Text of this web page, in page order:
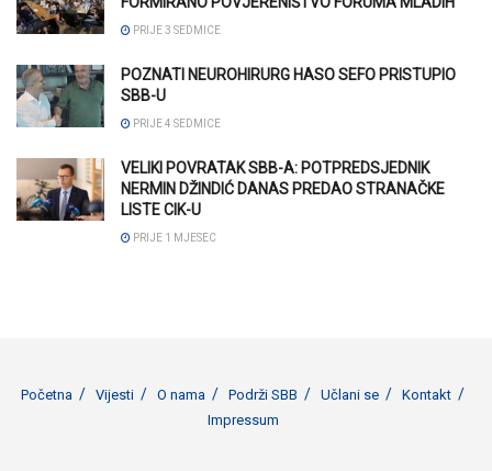
PRIJE 3 SEDMICE
POZNATI NEUROHIRURG HASO SEFO PRISTUPIO
SBB-U
PRIJE 4 SEDMICE
VELIKI POVRATAK SBB-A: POTPREDSJEDNIK
NERMIN DŽINDIĆ DANAS PREDAO STRANAČKE
LISTE CIK-U
PRIJE 1 MJESEC
Početna Vijesti O nama Podrži SBB Učlani se
Kontakt
Impressum